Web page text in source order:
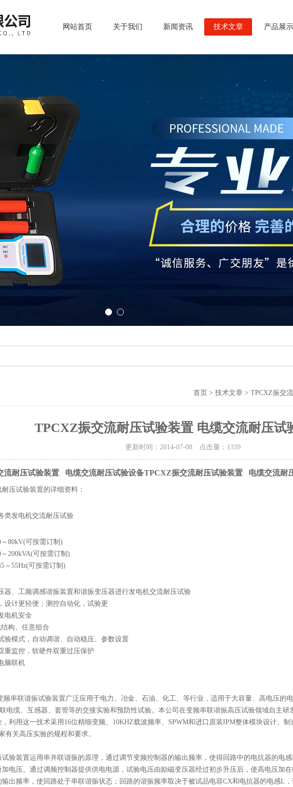
网站首页 关于我们 新闻资讯 技术文章 产品展示
首页 > 技术文章 > TPCXZ振交
TPCXZ振交流耐压试验装置 电缆交流耐压试
更新时间：2014-07-08 点击量： 1339
流耐压试验装置 电缆交流耐压试验设备TPCXZ振交流耐压试验装置 电缆交流耐
压试验装置的详细资料：
类发电机交流耐压试验
～80kV(可按需订制)
200kVA(可按需订制)
～55Hz(可按需订制)
器、工频调感谐振装置和谐振变压器进行发电机交流耐压试验
设计更轻便；测控自动化，试验更
电机安全
构、任意组合
验模式，自动调谐、自动稳压、参数设置
重监控，软硬件双重过压保护
脑联机
频串联谐振试验装置广泛应用于电力、冶金、石油、化工、等行业，适用于大容量、高电压的
电缆、互感器、套管等的交接实验和预防性试验。本公司在变频串联谐振高压试验领域自主研
，利用这一技术采用16位精细变频、10KHZ载波频率、SPWM和进口原装IPM整体模块设计、
有关高压实验的规程和要求。
验装置运用串并联谐振的原理，通过调节变频控制器的输出频率，使得回路中的电抗器的电
加电压。通过调频控制器提供供电电源，试验电压由励磁变压器经过初步升压后，使高电压加
出频率，使回路处于串联谐振状态；回路的谐振频率取决于被试品电容CX和电抗器的电感L